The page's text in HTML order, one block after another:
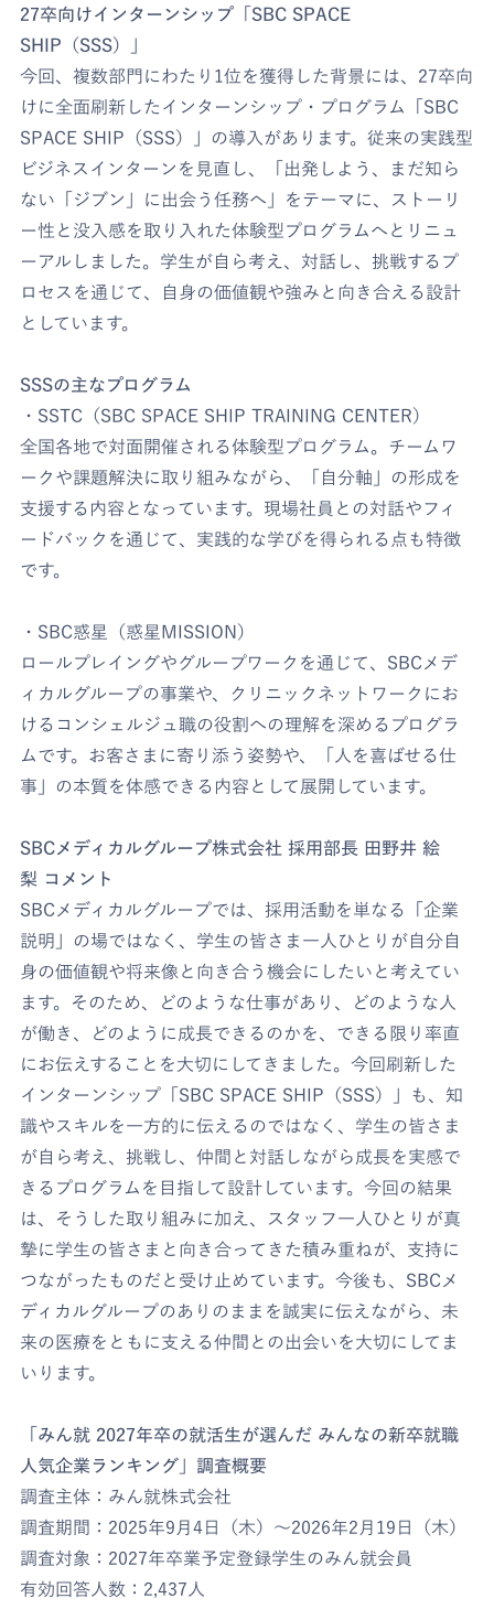
27卒向けインターンシップ「SBC SPACE
SHIP（SSS）」
今回、複数部門にわたり1位を獲得した背景には、27卒向
けに全面刷新したインターンシップ・プログラム「SBC
SPACE SHIP（SSS）」の導入があります。従来の実践型
ビジネスインターンを見直し、「出発しよう、まだ知ら
ない「ジブン」に出会う任務へ」をテーマに、ストーリ
ー性と没入感を取り入れた体験型プログラムへとリニュ
ーアルしました。学生が自ら考え、対話し、挑戦するプ
ロセスを通じて、自身の価値観や強みと向き合える設計
としています。
SSSの主なプログラム
・SSTC（SBC SPACE SHIP TRAINING CENTER）
全国各地で対面開催される体験型プログラム。チームワ
ークや課題解決に取り組みながら、「自分軸」の形成を
支援する内容となっています。現場社員との対話やフィ
ードバックを通じて、実践的な学びを得られる点も特徴
です。
・SBC惑星（惑星MISSION）
ロールプレイングやグループワークを通じて、SBCメデ
ィカルグループの事業や、クリニックネットワークにお
けるコンシェルジュ職の役割への理解を深めるプログラ
ムです。お客さまに寄り添う姿勢や、「人を喜ばせる仕
事」の本質を体感できる内容として展開しています。
SBCメディカルグループ株式会社 採用部長 田野井 絵
梨 コメント
SBCメディカルグループでは、採用活動を単なる「企業
説明」の場ではなく、学生の皆さま一人ひとりが自分自
身の価値観や将来像と向き合う機会にしたいと考えてい
ます。そのため、どのような仕事があり、どのような人
が働き、どのように成長できるのかを、できる限り率直
にお伝えすることを大切にしてきました。今回刷新した
インターンシップ「SBC SPACE SHIP（SSS）」も、知
識やスキルを一方的に伝えるのではなく、学生の皆さま
が自ら考え、挑戦し、仲間と対話しながら成長を実感で
きるプログラムを目指して設計しています。今回の結果
は、そうした取り組みに加え、スタッフ一人ひとりが真
摯に学生の皆さまと向き合ってきた積み重ねが、支持に
つながったものだと受け止めています。今後も、SBCメ
ディカルグループのありのままを誠実に伝えながら、未
来の医療をともに支える仲間との出会いを大切にしてま
いります。
「みん就 2027年卒の就活生が選んだ みんなの新卒就職
人気企業ランキング」調査概要
調査主体：みん就株式会社
調査期間：2025年9月4日（木）～2026年2月19日（木）
調査対象：2027年卒業予定登録学生のみん就会員
有効回答人数：2,437人